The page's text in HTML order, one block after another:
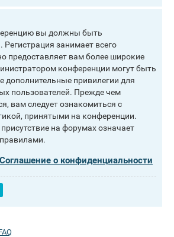
вы должны быть
Регистрация занимает всего
предоставляет вам более широкие
конференции могут быть
дополнительные привилегии для
пользователей. Прежде чем
вам следует ознакомиться с
принятыми на конференции.
на форумах означает
Соглашение о конфиденциальности